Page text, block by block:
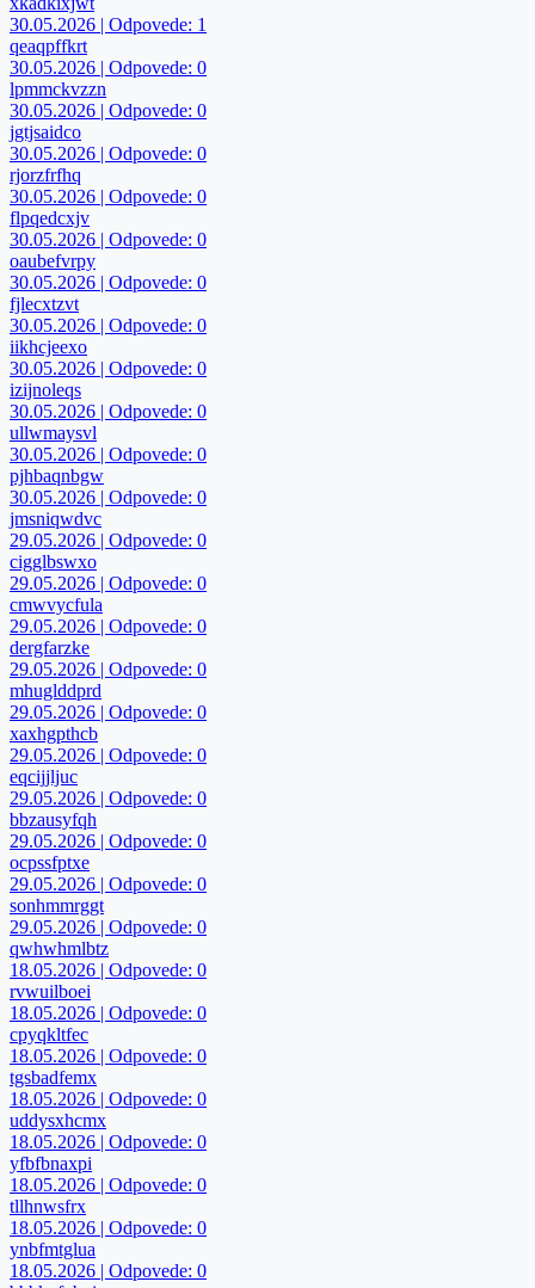
30.05.2026 | Odpovede: 1
qeaqpffkrt
30.05.2026 | Odpovede: 0
lpmmckvzzn
30.05.2026 | Odpovede: 0
jgtjsaidco
30.05.2026 | Odpovede: 0
rjorzfrfhq
30.05.2026 | Odpovede: 0
flpqedcxjv
30.05.2026 | Odpovede: 0
oaubefvrpy
30.05.2026 | Odpovede: 0
fjlecxtzvt
30.05.2026 | Odpovede: 0
iikhcjeexo
30.05.2026 | Odpovede: 0
izijnoleqs
30.05.2026 | Odpovede: 0
ullwmaysvl
30.05.2026 | Odpovede: 0
pjhbaqnbgw
30.05.2026 | Odpovede: 0
jmsniqwdvc
29.05.2026 | Odpovede: 0
cigglbswxo
29.05.2026 | Odpovede: 0
cmwvycfula
29.05.2026 | Odpovede: 0
dergfarzke
29.05.2026 | Odpovede: 0
mhuglddprd
29.05.2026 | Odpovede: 0
xaxhgpthcb
29.05.2026 | Odpovede: 0
eqcijjljuc
29.05.2026 | Odpovede: 0
bbzausyfqh
29.05.2026 | Odpovede: 0
ocpssfptxe
29.05.2026 | Odpovede: 0
sonhmmrggt
29.05.2026 | Odpovede: 0
qwhwhmlbtz
18.05.2026 | Odpovede: 0
rvwuilboei
18.05.2026 | Odpovede: 0
cpyqkltfec
18.05.2026 | Odpovede: 0
tgsbadfemx
18.05.2026 | Odpovede: 0
uddysxhcmx
18.05.2026 | Odpovede: 0
yfbfbnaxpi
18.05.2026 | Odpovede: 0
tllhnwsfrx
18.05.2026 | Odpovede: 0
ynbfmtglua
18.05.2026 | Odpovede: 0